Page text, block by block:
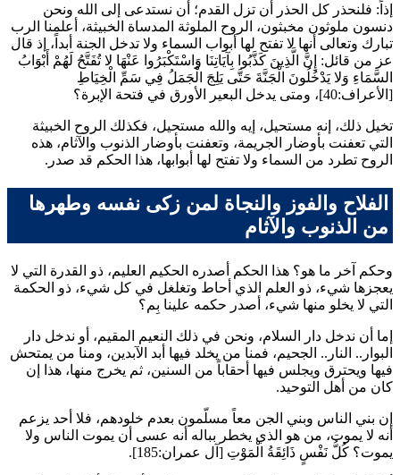
إذاً: فلنحذر كل الحذر أن تزل القدم؛ أن نستدعى إلى الله ونحن
دنسون ملوثون مخبثون، الروح الملوثة المدساة الخبيثة، أعلمنا الرب
تبارك وتعالى أنها لا تفتح لها أبواب السماء ولا تدخل الجنة أبداً، إذ قال
عز من قائل: إِنَّ الَّذِينَ كَذَّبُوا بِآيَاتِنَا وَاسْتَكْبَرُوا عَنْهَا لا تُفَتَّحُ لَهُمْ أَبْوَابُ
السَّمَاءِ وَلا يَدْخُلُونَ الْجَنَّةَ حَتَّى يَلِجَ الْجَمَلُ فِي سَمِّ الْخِيَاطِ
[الأعراف:40]، ومتى يدخل البعير الأورق في فتحة الإبرة؟
تخيل ذلك، إنه مستحيل، إيه والله مستحيل، فكذلك الروح الخبيثة
التي تعفنت بأوضار الجريمة، وتعفنت بأوضار الذنوب والآثام، هذه
الروح تطرد من السماء ولا تفتح لها أبوابها، هذا الحكم قد صدر.
الفلاح والفوز والنجاة لمن زكى نفسه وطهرها
من الذنوب والآثام
وحكم آخر ما هو؟ هذا الحكم أصدره الحكيم العليم، ذو القدرة التي لا
يعجزها شيء، ذو العلم الذي أحاط وتغلغل في كل شيء، ذو الحكمة
التي لا يخلو منها شيء، أصدر حكمه علينا بِم؟
إما أن ندخل دار السلام، ونحن في ذلك النعيم المقيم، أو ندخل دار
البوار.. النار.. الجحيم، فمنا من يخلد فيها أبد الآبدين، ومنا من يمتحش
فيها ويحترق ويجلس فيها أحقاباً من السنين، ثم يخرج منها، هذا إن
كان من أهل التوحيد.
إن بني الناس وبني الجن معاً مسلّمون بعدم خلودهم، فلا أحد يزعم
أنه لا يموت، من هو الذي يخطر بباله أنه عسى أن يموت الناس ولا
يموت؟ كُلُّ نَفْسٍ ذَائِقَةُ الْمَوْتِ [آل عمران:185].